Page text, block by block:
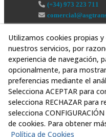
(+34) 973 223 711
Utilizamos cookies propias
nuestros servicios, por
experiencia de navegación,
opcionalmente, para
preferencias mediante el
Selecciona ACEPTAR para
selecciona RECHAZAR para
selecciona
de cookies. Para obtener
Política de Cookies